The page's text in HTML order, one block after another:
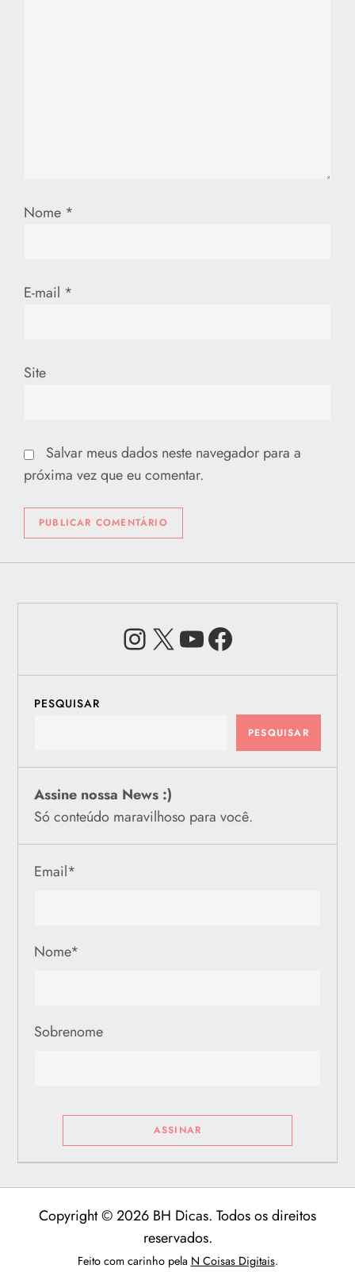
o
t
Nome *
E-mail *
Site
Salvar meus dados neste navegador para a
próxima vez que eu comentar.
Instagram
X Youtube
PESQUISAR
PESQUISAR
Assine nossa News :)
Só conteúdo maravilhoso para você.
Email*
Nome*
Sobrenome
Copyright © 2026 BH Dicas. Todos os direitos
reservados.
Feito com carinho pela N Coisas Digitais.